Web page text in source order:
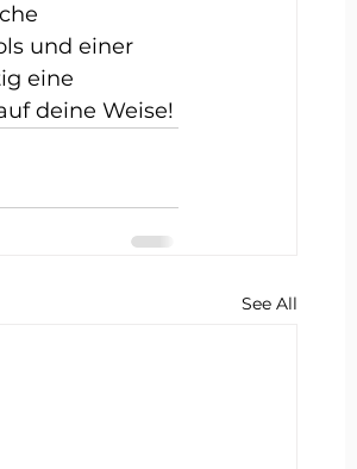
und einer
eine
deine Weise!
See All